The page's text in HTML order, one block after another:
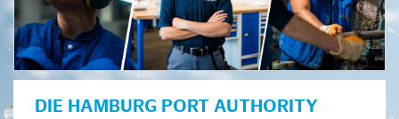
DIE HAMBURG PORT AUTHORITY